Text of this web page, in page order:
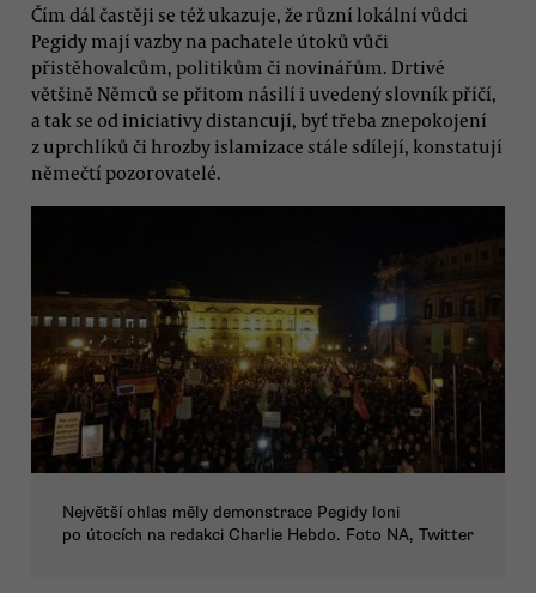
Čím dál častěji se též ukazuje, že různí lokální vůdci
Pegidy mají vazby na pachatele útoků vůči
přistěhovalcům, politikům či novinářům. Drtivé
většině Němců se přitom násilí i uvedený slovník příčí,
a tak se od iniciativy distancují, byť třeba znepokojení
z uprchlíků či hrozby islamizace stále sdílejí, konstatují
němečtí pozorovatelé.
Největší ohlas měly demonstrace Pegidy loni
po útocích na redakci Charlie Hebdo. Foto NA, Twitter